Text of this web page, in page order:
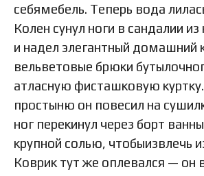
себямебель. Теперь вода
Колен сунул ноги в сандалии
и надел элегантный
вельветовые брюки
атласную фисташковую
простыню он повесил на
ног перекинул через борт
крупной солью, чтобыизвлечь
Коврик тут же оплевался — он